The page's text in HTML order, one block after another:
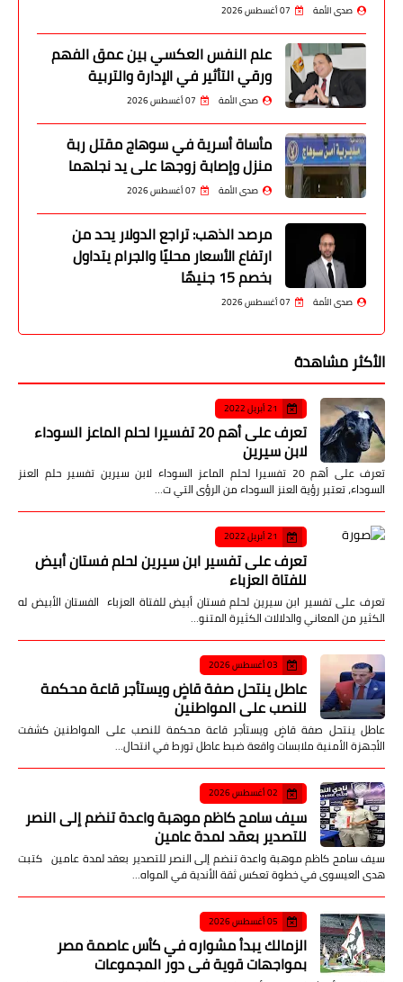
صدى الأمة 07 أغسطس 2026
علم النفس العكسي بين عمق الفهم
ورقي التأثير في الإدارة والتربية
صدى الأمة 07 أغسطس 2026
مأساة أسرية في سوهاج مقتل ربة
منزل وإصابة زوجها على يد نجلهما
صدى الأمة 07 أغسطس 2026
مرصد الذهب: تراجع الدولار يحد من
ارتفاع الأسعار محليًا والجرام يتداول
بخصم 15 جنيهًا
صدى الأمة 07 أغسطس 2026
الأكثر مشاهدة
21 أبريل 2022
تعرف على أهم 20 تفسيرا لحلم الماعز السوداء
لابن سيرين
تعرف على أهم 20 تفسيرا لحلم الماعز السوداء لابن سيرين تفسير حلم العنز
السوداء، تعتبر رؤية العنز السوداء من الرؤى التي ت…
21 أبريل 2022
تعرف على تفسير ابن سيرين لحلم فستان أبيض
للفتاة العزباء
تعرف على تفسير ابن سيرين لحلم فستان أبيض للفتاة العزباء الفستان الأبيض له
الكثير من المعاني والدلالات الكثيرة المتنو…
03 أغسطس 2026
عاطل ينتحل صفة قاضٍ ويستأجر قاعة محكمة
للنصب على المواطنين
عاطل ينتحل صفة قاضٍ ويستأجر قاعة محكمة للنصب على المواطنين كشفت
الأجهزة الأمنية ملابسات واقعة ضبط عاطل تورط في انتحال…
02 أغسطس 2026
سيف سامح كاظم موهبة واعدة تنضم إلى النصر
للتصدير بعقد لمدة عامين
سيف سامح كاظم موهبة واعدة تنضم إلى النصر للتصدير بعقد لمدة عامين كتبت
هدى العيسوى في خطوة تعكس ثقة الأندية في المواه…
05 أغسطس 2026
الزمالك يبدأ مشواره في كأس عاصمة مصر
بمواجهات قوية في دور المجموعات